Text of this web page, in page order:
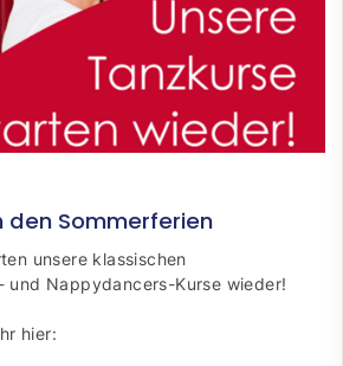
den Sommerferien
unsere klassischen
und Nappydancers-Kurse wieder!
hier: